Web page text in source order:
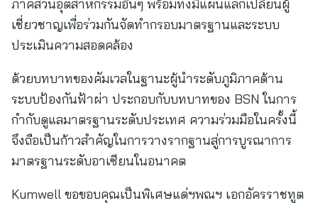
ภาคส่วนอุตสาหกรรมอื่นๆ พร้อมทั้งมีแผนแลกเปลี่ยนผู้
เชี่ยวชาญเพื่อร่วมกันจัดทำกรอบมาตรฐานและระบบ
ประเมินความสอดคล้อง
ด้วยบทบาทของคัมเวลในฐานะผู้นำระดับภูมิภาคด้าน
ระบบป้องกันฟ้าผ่า ประกอบกับบทบาทของ BSN ในการ
กำกับดูแลมาตรฐานระดับประเทศ ความร่วมมือในครั้งนี้
จึงถือเป็นก้าวสำคัญในการวางรากฐานสู่การบูรณาการ
มาตรฐานระดับอาเซียนในอนาคต
Kumwell ขอขอบคุณเป็นพิเศษแด่ฯพณฯ เอกอัครราชทูต